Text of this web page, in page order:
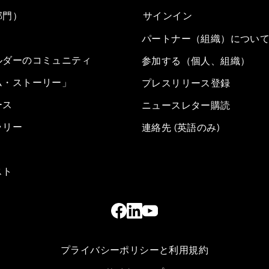
）
ーのコミュニティ
ストーリー」
リー
サインイン
パートナー（組織）につい
参加する（個人、組織）
プレスリリース登録
ニュースレター購読
連絡先 (英語のみ)
プライバシーポリシーと利用規約